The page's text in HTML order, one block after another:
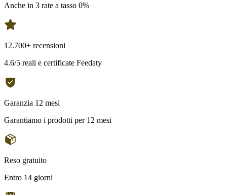
Anche in 3 rate a tasso 0%
12.700+ recensioni
4.6/5 reali e certificate Feedaty
Garanzia 12 mesi
Garantiamo i prodotti per 12 mesi
Reso gratuito
Entro 14 giorni